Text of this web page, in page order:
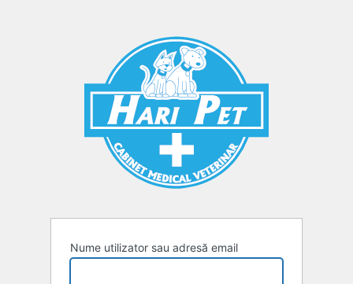
Nume utilizator sau adresă email